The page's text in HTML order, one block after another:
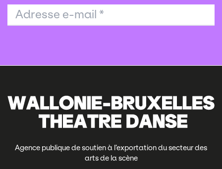
Adresse e-mail *
Agence publique de soutien à l’exportation du secteur des
arts de la scène